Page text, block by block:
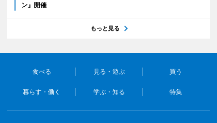
ン』開催
もっと見る
食べる 見る・遊ぶ 買う
暮らす・働く 学ぶ・知る 特集